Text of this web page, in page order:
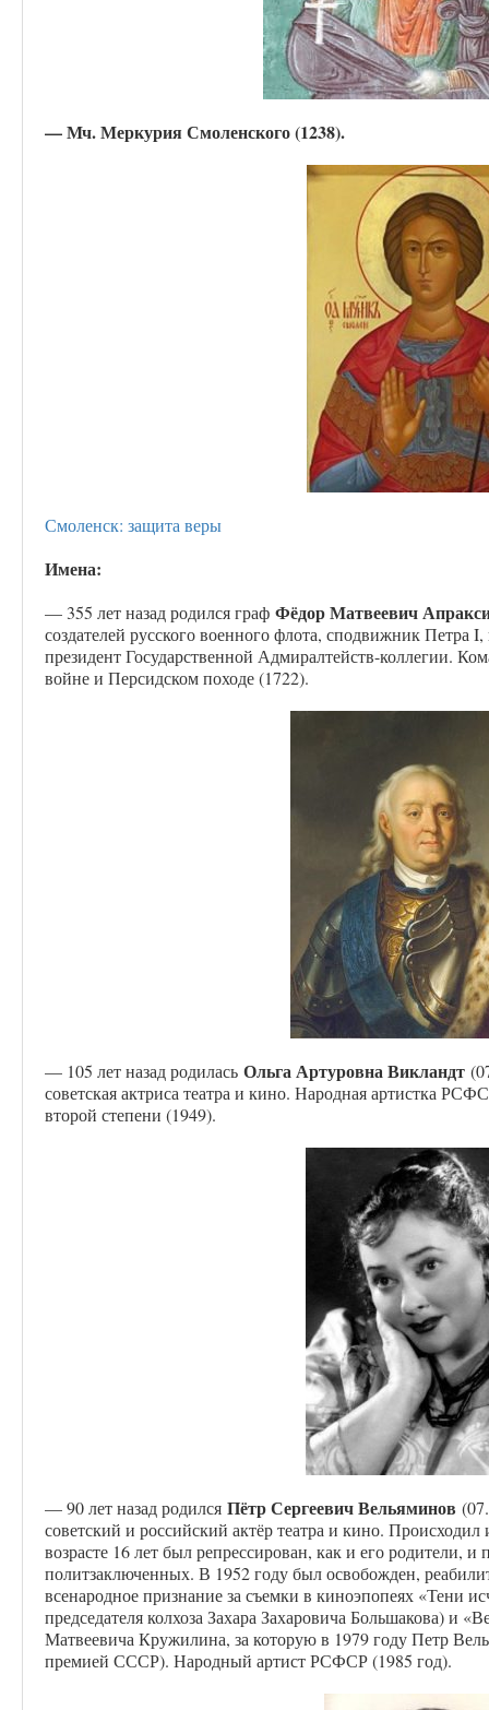
— Мч. Меркурия Смоленского (1238).
Смоленск: защита веры
Имена:
— 355 лет назад родился граф Фёдор Матвеевич
создателей русского военного флота, сподвижник Петра
президент Государственной Адмиралтейств-коллегии.
войне и Персидском походе (1722).
— 105 лет назад родилась Ольга Артуровна Викландт
советская актриса театра и кино. Народная артистка
второй степени (1949).
— 90 лет назад родился Пётр Сергеевич Вельяминов
советский и российский актёр театра и кино.
возрасте 16 лет был репрессирован, как и его родители, и
политзаключенных. В 1952 году был освобожден,
всенародное признание за съемки в киноэпопеях «Тени
председателя колхоза Захара Захаровича Большакова) и
Матвеевича Кружилина, за которую в 1979 году Петр
премией СССР). Народный артист РСФСР (1985 год).